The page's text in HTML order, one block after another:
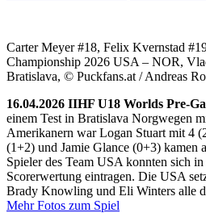
Carter Meyer #18, Felix Kvernstad
Championship 2026 USA – NOR,
Bratislava, © Puckfans.at / Andreas
16.04.2026 IIHF U18 Worlds Pre-
einem Test in Bratislava Norgwegen
Amerikanern war Logan Stuart mit 4
(1+2) und Jamie Glance (0+3) kamen
Spieler des Team USA konnten sich
Scorerwertung eintragen. Die USA
Brady Knowling und Eli Winters alle
Mehr Fotos zum Spiel